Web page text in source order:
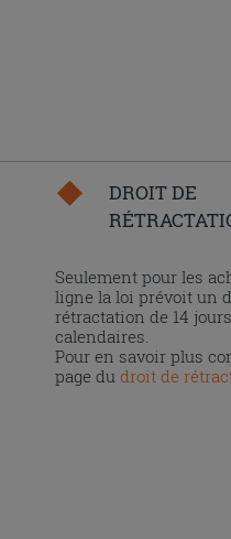
DROIT DE
Seulement pour les
ligne la loi prévoit un
rétractation de 14 jours
calendaires.
Pour en savoir plus
page dudroit de